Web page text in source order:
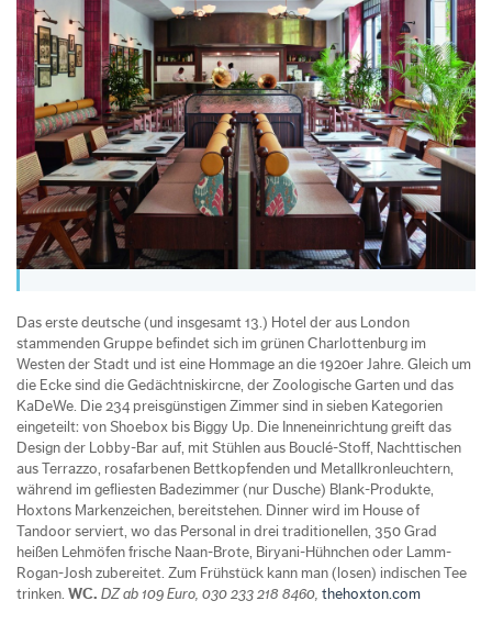
Das erste deutsche (und insgesamt 13.) Hotel der aus London
stammenden Gruppe befindet sich im grünen Charlottenburg im
Westen der Stadt und ist eine Hommage an die 1920er Jahre. Gleich um
die Ecke sind die Gedächtniskircne, der Zoologische Garten und das
KaDeWe. Die 234 preisgünstigen Zimmer sind in sieben Kategorien
eingeteilt: von Shoebox bis Biggy Up. Die Inneneinrichtung greift das
Design der Lobby-Bar auf, mit Stühlen aus Bouclé-Stoff, Nachttischen
aus Terrazzo, rosafarbenen Bettkopfenden und Metallkronleuchtern,
während im gefliesten Badezimmer (nur Dusche) Blank-Produkte,
Hoxtons Markenzeichen, bereitstehen. Dinner wird im House of
Tandoor serviert, wo das Personal in drei traditionellen, 350 Grad
heißen Lehmöfen frische Naan-Brote, Biryani-Hühnchen oder Lamm-
Rogan-Josh zubereitet. Zum Frühstück kann man (losen) indischen Tee
trinken. WC. DZ ab 109 Euro, 030 233 218 8460, thehoxton.com